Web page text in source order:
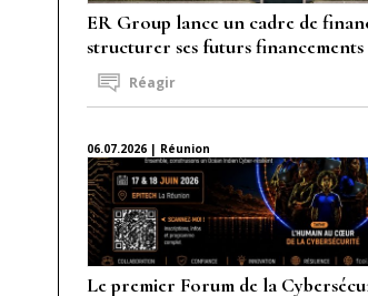
ER Group lance un cadre de
structurer ses futurs financements
Réagir
06.07.2026 | Réunion
Le premier Forum de la